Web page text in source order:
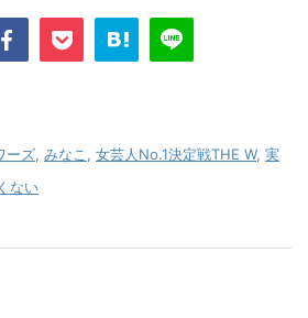
ーズ みなこ 女芸人No.1決定戦THE W, 実
ない